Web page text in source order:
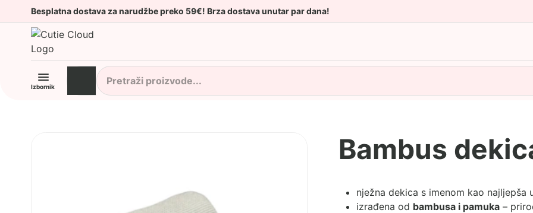
Besplatna dostava za narudžbe preko 59€! Brza dostava unutar par dana!
Izbornik
Bambus
nježna dekica s imenom kao najljepša
izrađena od bambusa i pamuka–